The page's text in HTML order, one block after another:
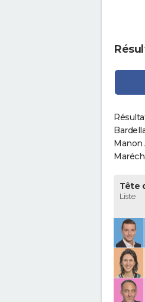
Manon
Tête
Liste